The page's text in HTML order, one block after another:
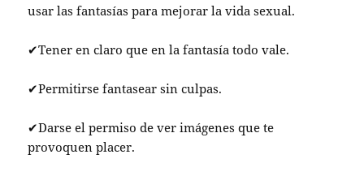
usar las fantasías para mejorar la vida sexual.
✔Tener en claro que en la fantasía todo vale.
✔Permitirse fantasear sin culpas.
✔Darse el permiso de ver imágenes que te
provoquen placer.